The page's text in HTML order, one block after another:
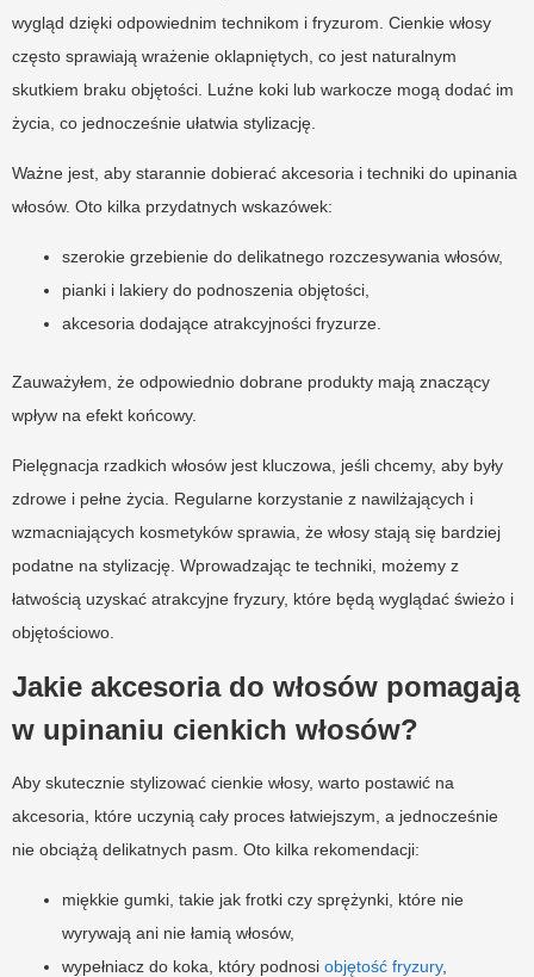
wygląd dzięki odpowiednim technikom i fryzurom. Cienkie włosy
często sprawiają wrażenie oklapniętych, co jest naturalnym
skutkiem braku objętości. Luźne koki lub warkocze mogą dodać im
życia, co jednocześnie ułatwia stylizację.
Ważne jest, aby starannie dobierać akcesoria i techniki do upinania
włosów. Oto kilka przydatnych wskazówek:
szerokie grzebienie do delikatnego rozczesywania włosów,
pianki i lakiery do podnoszenia objętości,
akcesoria dodające atrakcyjności fryzurze.
Zauważyłem, że odpowiednio dobrane produkty mają znaczący
wpływ na efekt końcowy.
Pielęgnacja rzadkich włosów jest kluczowa, jeśli chcemy, aby były
zdrowe i pełne życia. Regularne korzystanie z nawilżających i
wzmacniających kosmetyków sprawia, że włosy stają się bardziej
podatne na stylizację. Wprowadzając te techniki, możemy z
łatwością uzyskać atrakcyjne fryzury, które będą wyglądać świeżo i
objętościowo.
Jakie akcesoria do włosów pomagają
w upinaniu cienkich włosów?
Aby skutecznie stylizować cienkie włosy, warto postawić na
akcesoria, które uczynią cały proces łatwiejszym, a jednocześnie
nie obciążą delikatnych pasm. Oto kilka rekomendacji:
miękkie gumki, takie jak frotki czy sprężynki, które nie
wyrywają ani nie łamią włosów,
wypełniacz do koka, który podnosi objętość fryzury,